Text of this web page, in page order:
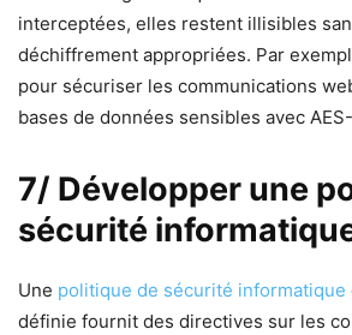
interceptées, elles restent illisibles
déchiffrement appropriées. Par
pour sécuriser les communications
bases de données sensibles avec
7/ Développer une
sécurité
Une politique de sécurité informatique
définie fournit des directives sur les